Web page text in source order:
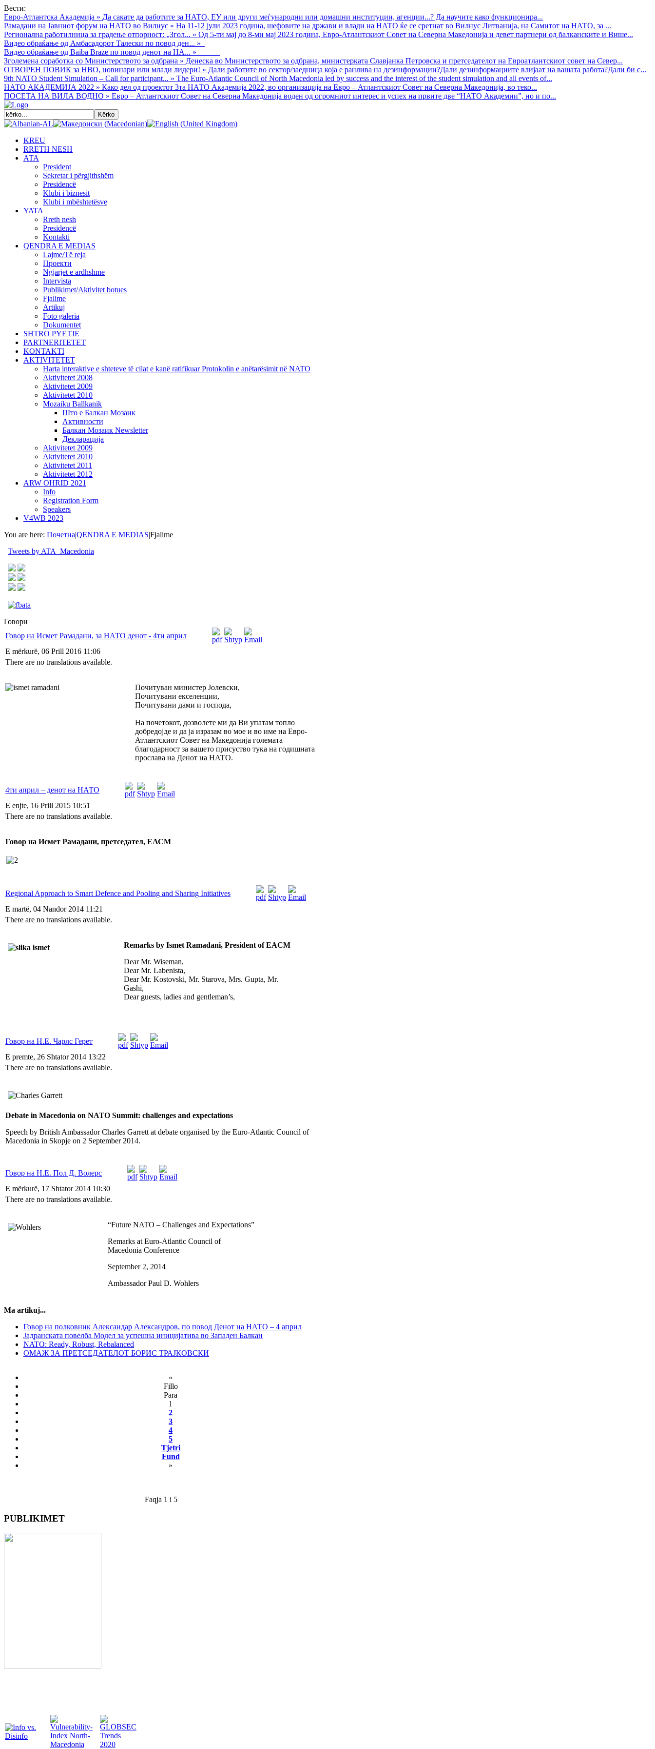
Вести:
Евро-Атлантска Академија » Да сакате да работите за НАТО, ЕУ или други меѓународни или домашни институции, агенции...? Да научите како функционира...
Рамадани на Јавниот форум на НАТО во Вилнус » На 11-12 јули 2023 година, шефовите на држави и влади на НАТО ќе се сретнат во Вилнус Литванија, на Самитот на НАТО, за ...
Регионална работилница за градење отпорност: „Згол... » Од 5-ти мај до 8-ми мај 2023 година, Евро-Атлантскиот Совет на Северна Македонија и девет партнери од балканските и Више...
Видео обраќањe од Амбасадорот Талески по повод ден... »
Видео обраќање од Baiba Braze по повод денот на НА... »
Зголемена соработка со Министерството за одбрана » Денеска во Министерството за одбрана, министерката Славјанка Петровска и претседателот на Евроатлантскиот совет на Север...
ОТВОРЕН ПОВИК за НВО, новинари или млади лидери! » Дали работите во сектор/заедница која е ранлива на дезинформации?Дали дезинформациите влијаат на вашата работа?Дали би с...
9th NATO Student Simulation – Call for participant... » The Euro-Atlantic Council of North Macedonia led by success and the interest of the student simulation and all events of...
НАТО АКАДЕМИЈА 2022 » Како дел од проектот 3та НАТО Академија 2022, во организација на Евро – Атлантскиот Совет на Северна Македонија, во теко...
ПОСЕТА НА ВИЛА ВОДНО » Евро – Атлантскиот Совет на Северна Македонија воден од огромниот интерес и успех на првите две “НАТО Академии”, но и по...
KREU
RRETH NESH
АТА
President
Sekretar i përgjithshëm
Presidencë
Klubi i biznesit
Klubi i mbështetësve
YATA
Rreth nesh
Presidencë
Kontakti
QENDRA E MEDIAS
Lajme/Të reja
Проекти
Ngjarjet e ardhshme
Intervista
Publikimet/Aktivitet botues
Fjalime
Artikuj
Foto galeria
Dokumentet
SHTRO PYETJE
PARTNERITETET
KONTAKTI
AKTIVITETET
Harta interaktive e shteteve të cilat e kanë ratifikuar Protokolin e anëtarësimit në NATO
Aktivitetet 2008
Aktivitetet 2009
Aktivitetet 2010
Mozaiku Ballkanik
Што е Балкан Мозаик
Активности
Балкан Мозаик Newsletter
Декларација
Aktivitetet 2009
Aktivitetet 2010
Aktivitetet 2011
Aktivitetet 2012
ARW OHRID 2021
Info
Registration Form
Speakers
V4WB 2023
You are here: Почетна|QENDRA E MEDIAS|Fjalime
Tweets by ATA_Macedonia
Говори
Говор на Исмет Рамадани, за НАТО денот - 4ти април
E mërkurë, 06 Prill 2016 11:06
There are no translations available.
Почитуван министер Јолевски,
Почитувани екселенции,
Почитувани дами и господа,
На почетокот, дозволете ми да Ви упатам топло
добредојде и да ја изразам во мое и во име на Евро-
Атлантскиот Совет на Македонија големата
благодарност за вашето присуство тука на годишната
прослава на Денот на НАТО.
4ти април – денот на НАТО
E enjte, 16 Prill 2015 10:51
There are no translations available.
Говор на Исмет Рамадани, претседател, ЕАСМ
Regional Approach to Smart Defence and Pooling and Sharing Initiatives
E martë, 04 Nandor 2014 11:21
There are no translations available.
Remarks by Ismet Ramadani, President of EACM
Dear Mr. Wiseman,
Dear Mr. Labenista,
Dear Mr. Kostovski, Mr. Starova, Mrs. Gupta, Mr.
Gashi,
Dear guests, ladies and gentleman’s,
Говор на Н.Е. Чарлс Герет
E premte, 26 Shtator 2014 13:22
There are no translations available.
Debate in Macedonia on NATO Summit: challenges and expectations
Speech by British Ambassador Charles Garrett at debate organised by the Euro-Atlantic Council of
Macedonia in Skopje on 2 September 2014.
Говор на Н.Е. Пол Д. Волерс
E mërkurë, 17 Shtator 2014 10:30
There are no translations available.
“Future NATO – Challenges and Expectations”
Remarks at Euro-Atlantic Council of
Macedonia Conference
September 2, 2014
Ambassador Paul D. Wohlers
Ma artikuj...
Говор на полковник Александар Александров, по повод Денот на НАТО – 4 април
Јадранската повелба Модел за успешна иницијатива во Западен Балкан
NATO: Ready, Robust, Rebalanced
ОМАЖ ЗА ПРЕТСЕДАТЕЛОТ БОРИС ТРАЈКОВСКИ
«
Fillo
Para
1
2
3
4
5
Tjetri
Fund
»
Faqja 1 i 5
PUBLIKIMET